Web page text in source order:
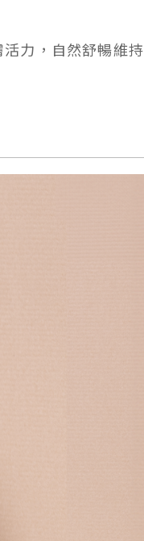
力，自然舒暢維持